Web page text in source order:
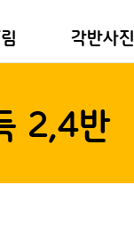
각반사진
2,4반